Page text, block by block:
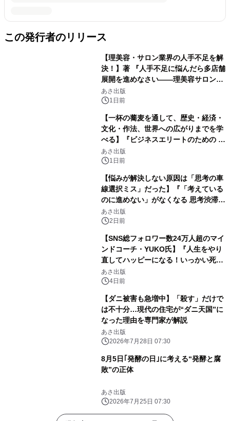
この発行者のリリース
【理美容・サロン業界の人手不足を解
決！】著 『人手不足に悩んだら多店舗
展開を進めなさい――理美容サロン
「多店舗展開」の教科書』2026年8月
24日（月）発売
あさ出版
1日前
【一杯の蕎麦を通して、歴史・経済・
文化・作法、世界への広がりまでを学
べる】『ビジネスエリートのための 教
養としての蕎麦』2026年8月25日
（火）発売
あさ出版
1日前
【悩みが解決しない原因は「思考の車
線選択ミス」だった】『「考えている
のに進めない」がなくなる 思考渋滞か
ら抜け出す方法』2026年8月25日
（火）発売
あさ出版
2日前
【SNS総フォロワー数24万人超のマイ
ンドコーチ・YUKO氏】『人生をやり
直してハッピーになる！いっかい死ん
でみる』2026年8月24日（月）発刊
あさ出版
4日前
【ダニ被害も急増中】「殺す」だけで
は不十分…現代の住宅が“ダニ天国”に
なった理由を専門家が解説
あさ出版
2026年7月28日 07:30
8月5日｢発酵の日｣に考える“発酵と腐
敗”の正体
あさ出版
2026年7月25日 07:30